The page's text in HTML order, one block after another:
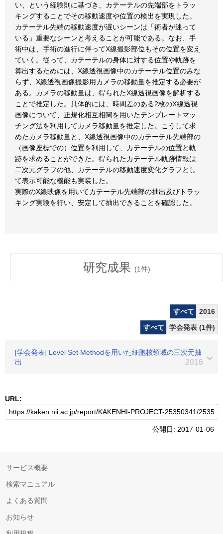
い、という経験則に基づき、カテーテルの先端部をトラッ
キングすることでその移動速度や位置の検出を実現した。
カテーテル先端の移動速度が遅いシーンは「術者が迷って
いる」重要なシーンと考えることが可能である。なお、手
術中は、手術の進行に伴ってX線撮影部位もその位置を変え
ていく。従って、カテーテルの身体に対する位置や軌跡を
算出するためには、X線透視画像中のカテーテル位置のみな
らず、X線透視画像撮影用カメラの移動量を推定する必要が
ある。カメラの移動量は、得られたX線透視画像を解析する
ことで推定した。具体的には、時間差のある2枚のX線透視
画像について、正規化相互相関を用いたテンプレートマッ
チング法を利用してカメラ移動量を推定した。こうして求
めたカメラ移動量と、X線透視画像中のカテーテル先端部の
（画像座標での）位置を利用して、カテーテルの位置と軌
跡を求めることができた。得られたカテーテル軌跡情報は
二次元グラフの他、カテーテルの移動速度変化グラフとし
て表示可能な機能も実装した。
実際のX線映像を用いてカテーテル先端部の抽出及びトラッ
キング実験を行い、安定して抽出できることを確認した。
研究成果 (1件)
すべて
2016
すべて
学会発表 (1件)
[学会発表] Level Set Methodを用いた細胞核領域の三次元抽
出
2016
URL:
公開日: 2017-01-06
サービス概要
検索マニュアル
よくある質問
お知らせ